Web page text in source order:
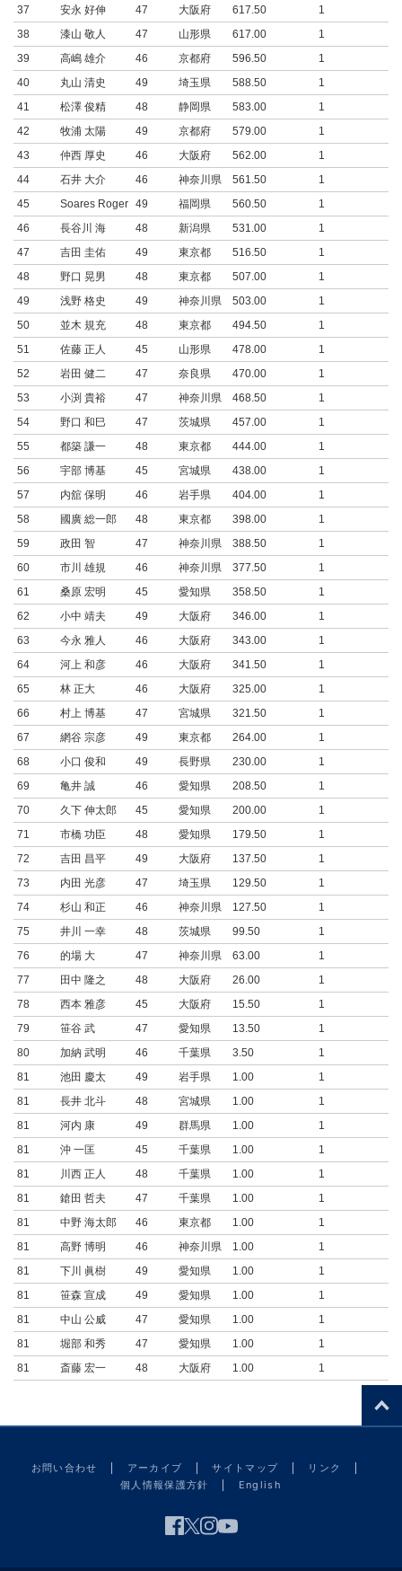
37
安永 好伸 47 大阪府 617.50 1
38
漆山 敬人 47 山形県 617.00 1
39
高嶋 雄介 46 京都府 596.50 1
40
丸山 清史 49 埼玉県 588.50 1
41
松澤 俊精 48 静岡県 583.00 1
42
牧浦 太陽 49 京都府 579.00 1
43
仲西 厚史 46 大阪府 562.00 1
44
石井 大介 46 神奈川県 561.50 1
45
Soares Roger 49 福岡県 560.50 1
46
長谷川 海 48 新潟県 531.00 1
47
吉田 圭佑 49 東京都 516.50 1
48
野口 晃男 48 東京都 507.00 1
49
浅野 格史 49 神奈川県 503.00 1
50
並木 規充 48 東京都 494.50 1
51
佐藤 正人 45 山形県 478.00 1
52
岩田 健二 47 奈良県 470.00 1
53
小渕 貴裕 47 神奈川県 468.50 1
54
野口 和巳 47 茨城県 457.00 1
55
都築 謙一 48 東京都 444.00 1
56
宇部 博基 45 宮城県 438.00 1
57
内舘 保明 46 岩手県 404.00 1
58
國廣 総一郎 48 東京都 398.00 1
59
政田 智 47 神奈川県 388.50 1
60
市川 雄規 46 神奈川県 377.50 1
61
桑原 宏明 45 愛知県 358.50 1
62
小中 靖夫 49 大阪府 346.00 1
63
今永 雅人 46 大阪府 343.00 1
64
河上 和彦 46 大阪府 341.50 1
65
林 正大 46 大阪府 325.00 1
66
村上 博基 47 宮城県 321.50 1
67
網谷 宗彦 49 東京都 264.00 1
68
小口 俊和 49 長野県 230.00 1
69
亀井 誠 46 愛知県 208.50 1
70
久下 伸太郎 45 愛知県 200.00 1
71
市橋 功臣 48 愛知県 179.50 1
72
吉田 昌平 49 大阪府 137.50 1
73
内田 光彦 47 埼玉県 129.50 1
74
杉山 和正 46 神奈川県 127.50 1
75
井川 一幸 48 茨城県 99.50 1
76
的場 大 47 神奈川県 63.00 1
77
田中 隆之 48 大阪府 26.00 1
78
西本 雅彦 45 大阪府 15.50 1
79
笹谷 武 47 愛知県 13.50 1
80
加納 武明 46 千葉県 3.50 1
81
池田 慶太 49 岩手県 1.00 1
81
長井 北斗 48 宮城県 1.00 1
81
河内 康 49 群馬県 1.00 1
81
沖 一匡 45 千葉県 1.00 1
81
川西 正人 48 千葉県 1.00 1
81
鎗田 哲夫 47 千葉県 1.00 1
81
中野 海太郎 46 東京都 1.00 1
81
高野 博明 46 神奈川県 1.00 1
81
下川 眞樹 49 愛知県 1.00 1
81
笹森 宣成 49 愛知県 1.00 1
81
中山 公威 47 愛知県 1.00 1
81
堀部 和秀 47 愛知県 1.00 1
81
斎藤 宏一 48 大阪府 1.00 1
お問い合わせ アーカイブ サイトマップ
リンク
個人情報保護方針
English